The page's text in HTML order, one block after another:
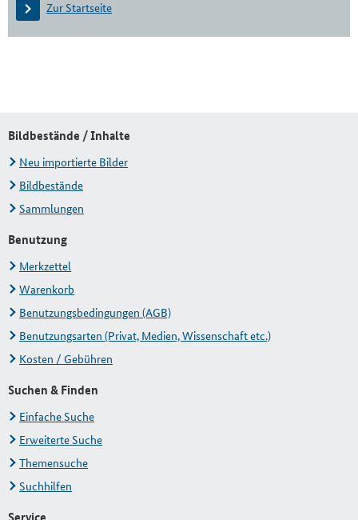
Zur Startseite
Bildbestände / Inhalte
Neu importierte Bilder
Bildbestände
Sammlungen
Benutzung
Merkzettel
Warenkorb
Benutzungsbedingungen (AGB)
Benutzungsarten (Privat, Medien, Wissenschaft etc.)
Kosten / Gebühren
Suchen & Finden
Einfache Suche
Erweiterte Suche
Themensuche
Suchhilfen